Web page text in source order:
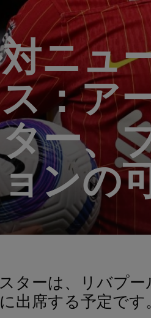
ニュ
：ア
ー、
ンの
出席する予定です。